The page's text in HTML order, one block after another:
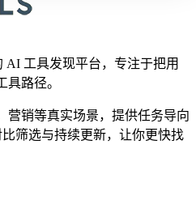
AI 工具发现平台，专注于把用
具路径。
营销等真实场景，提供任务导向
筛选与持续更新，让你更快找